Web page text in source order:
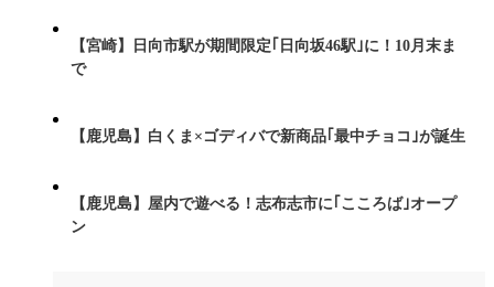
【宮崎】日向市駅が期間限定｢日向坂46駅｣に！10月末ま
で
【鹿児島】白くま×ゴディバで新商品｢最中チョコ｣が誕生
【鹿児島】屋内で遊べる！志布志市に｢こころば｣オープ
ン